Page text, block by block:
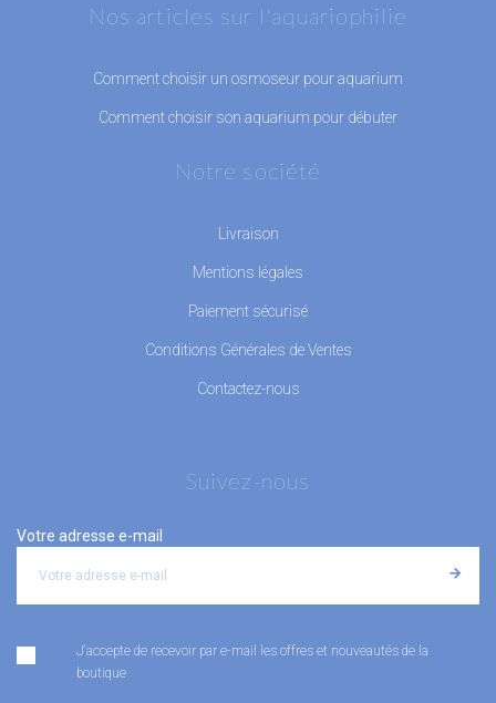
Nos articles sur l'aquariophilie
Comment choisir un osmoseur pour aquarium
Comment choisir son aquarium pour débuter
Notre société
Livraison
Mentions légales
Paiement sécurisé
Conditions Générales de Ventes
Contactez-nous
Suivez-nous
Votre adresse e-mail
J'accepte de recevoir par e-mail les offres et nouveautés de la
boutique